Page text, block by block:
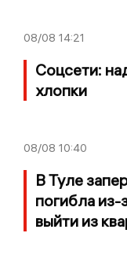
08/08 14:21
Соцсети:
хлопки
08/08 10:40
В Туле
погибла из-
выйти из